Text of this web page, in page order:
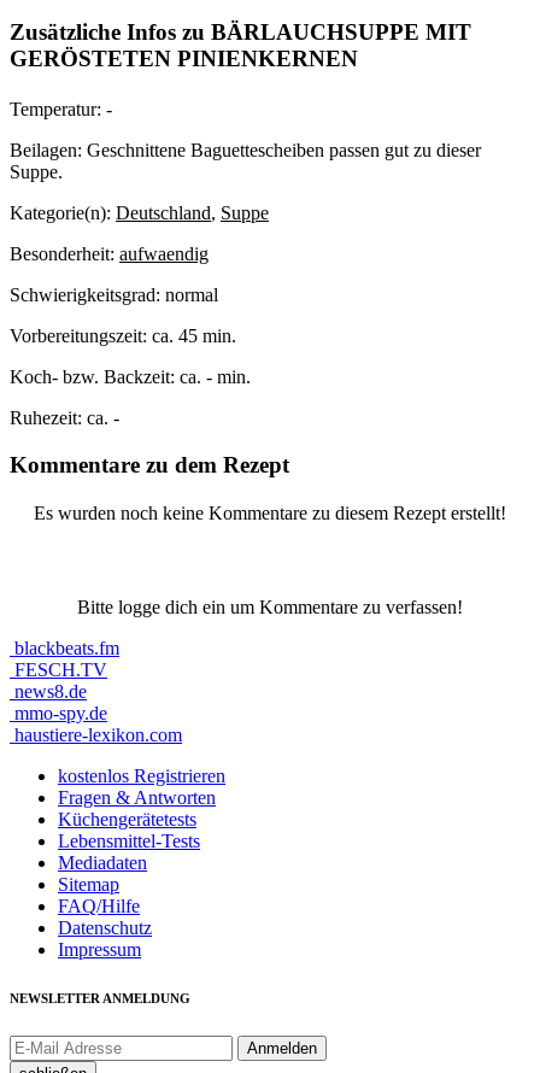
Zusätzliche Infos zu BÄRLAUCHSUPPE MIT
GERÖSTETEN PINIENKERNEN
Temperatur: -
Beilagen: Geschnittene Baguettescheiben passen gut zu dieser
Suppe.
Kategorie(n): Deutschland, Suppe
Besonderheit: aufwaendig
Schwierigkeitsgrad: normal
Vorbereitungszeit: ca. 45 min.
Koch- bzw. Backzeit: ca. - min.
Ruhezeit: ca. -
Kommentare zu dem Rezept
Es wurden noch keine Kommentare zu diesem Rezept erstellt!
Bitte logge dich ein um Kommentare zu verfassen!
blackbeats.fm
FESCH.TV
news8.de
mmo-spy.de
haustiere-lexikon.com
kostenlos Registrieren
Fragen & Antworten
Küchengerätetests
Lebensmittel-Tests
Mediadaten
Sitemap
FAQ/Hilfe
Datenschutz
Impressum
NEWSLETTER ANMELDUNG